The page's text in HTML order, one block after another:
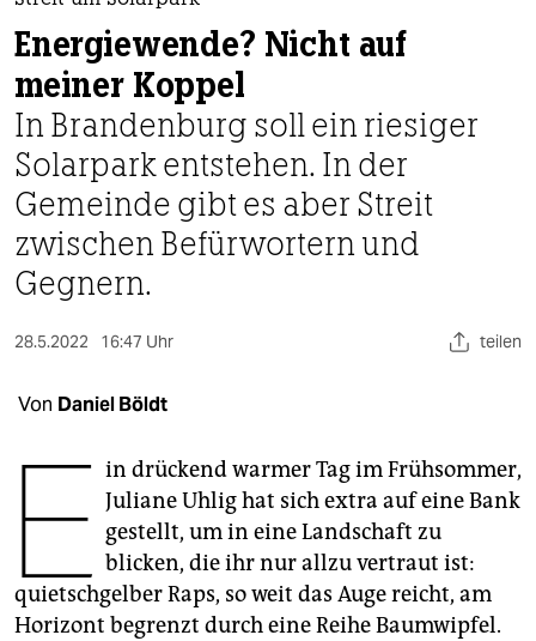
nord
wahrheit
verlag
verlag
veranstaltungen
fragen & hilfe
unterstützen
genossenschaft
epaper login
Energiewende? Nicht auf
meiner Koppel
In Brandenburg soll ein riesiger
Solarpark entstehen. In der
Gemeinde gibt es aber Streit
zwischen Befürwortern und
Gegnern.
28.5.2022 16:47 Uhr teilen
Von Daniel Böldt
E in drückend warmer Tag im Frühsommer,
Juliane Uhlig hat sich extra auf eine Bank
gestellt, um in eine Landschaft zu
blicken, die ihr nur allzu vertraut ist:
quietschgelber Raps, so weit das Auge reicht, am
Horizont begrenzt durch eine Reihe Baumwipfel.